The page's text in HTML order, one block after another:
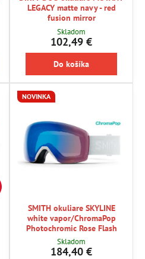
LEGACY matte navy - red
fusion mirror
Skladom
102,49 €
Do košíka
NOVINKA
SMITH okuliare SKYLINE
white vapor/ChromaPop
Photochromic Rose Flash
Skladom
184,40 €